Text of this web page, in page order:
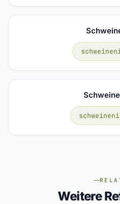
Weitere